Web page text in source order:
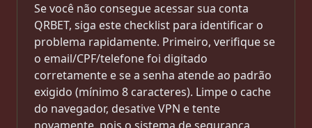
Se você não consegue acessar sua conta
QRBET, siga este checklist para identificar o
problema rapidamente. Primeiro, verifique se
o email/CPF/telefone foi digitado
corretamente e se a senha atende ao padrão
exigido (mínimo 8 caracteres). Limpe o cache
do navegador, desative VPN e tente